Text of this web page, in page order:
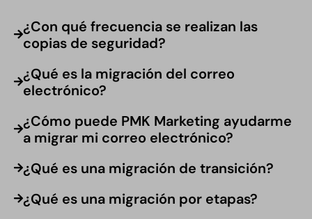
¿Con qué frecuencia se realizan las
copias de seguridad?
¿Qué es la migración del correo
electrónico?
¿Cómo puede PMK Marketing ayudarme
a migrar mi correo electrónico?
¿Qué es una migración de transición?
¿Qué es una migración por etapas?